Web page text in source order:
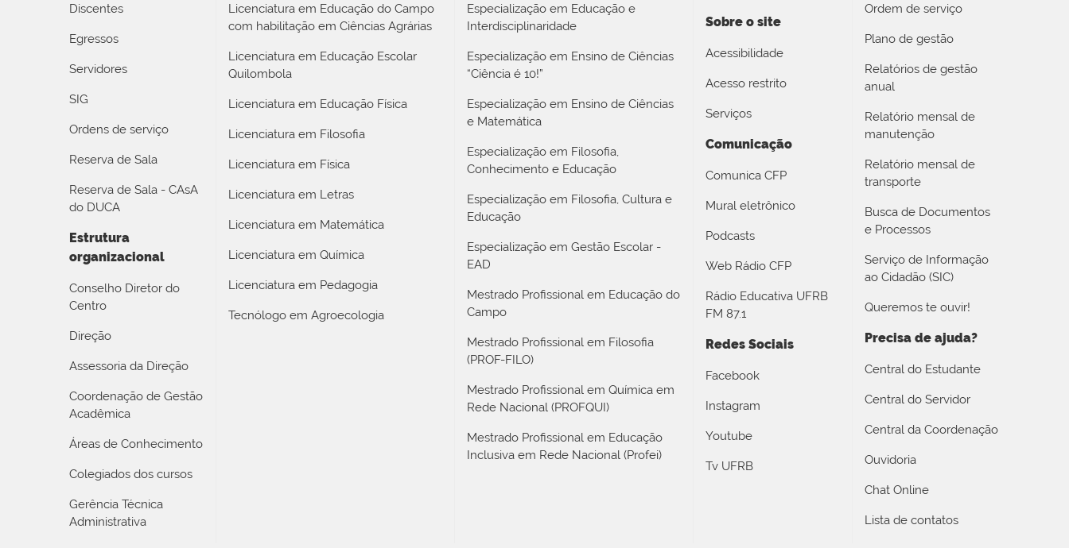
Discentes
Egressos
Servidores
SIG
Ordens de serviço
Reserva de Sala
Reserva de Sala - CAsA
do DUCA
Estrutura
organizacional
Conselho Diretor do
Centro
Direção
Assessoria da Direção
Coordenação de Gestão
Acadêmica
Áreas de Conhecimento
Colegiados dos cursos
Gerência Técnica
Administrativa
Licenciatura em Educação do Campo
com habilitação em Ciências Agrárias
Licenciatura em Educação Escolar
Quilombola
Licenciatura em Educação Física
Licenciatura em Filosofia
Licenciatura em Física
Licenciatura em Letras
Licenciatura em Matemática
Licenciatura em Química
Licenciatura em Pedagogia
Tecnólogo em Agroecologia
Especialização em Educação e
Interdisciplinaridade
Especialização em Ensino de Ciências
“Ciência é 10!”
Especialização em Ensino de Ciências
e Matemática
Especialização em Filosofia,
Conhecimento e Educação
Especialização em Filosofia, Cultura e
Educação
Especialização em Gestão Escolar -
EAD
Mestrado Profissional em Educação do
Campo
Mestrado Profissional em Filosofia
(PROF-FILO)
Mestrado Profissional em Química em
Rede Nacional (PROFQUI)
Mestrado Profissional em Educação
Inclusiva em Rede Nacional (Profei)
Sobre o site
Acessibilidade
Acesso restrito
Serviços
Comunicação
Comunica CFP
Mural eletrônico
Podcasts
Web Rádio CFP
Rádio Educativa UFRB
FM 87.1
Redes Sociais
Facebook
Instagram
Youtube
Tv UFRB
Ordem de serviço
Plano de gestão
Relatórios de gestão
anual
Relatório mensal de
manutenção
Relatório mensal de
transporte
Busca de Documentos
e Processos
Serviço de Informação
ao Cidadão (SIC)
Queremos te ouvir!
Precisa de ajuda?
Central do Estudante
Central do Servidor
Central da Coordenação
Ouvidoria
Chat Online
Lista de contatos